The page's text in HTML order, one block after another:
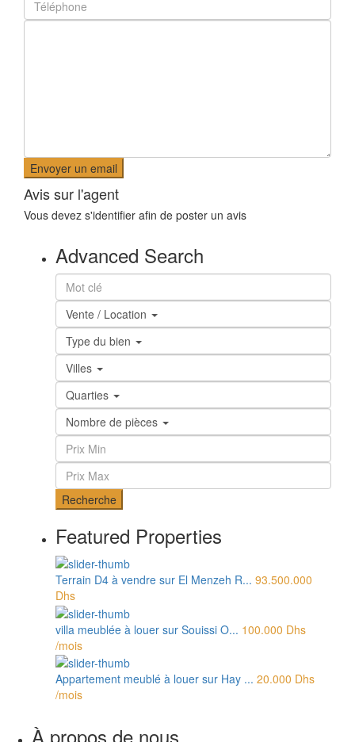
Avis sur l'agent
Vous devez s'identifier afin de poster un avis
Advanced Search
Vente / Location
Type du bien
Villes
Quarties
Nombre de pièces
Recherche
Featured Properties
Terrain D4 à vendre sur El Menzeh R... 93.500.000
Dhs
villa meublée à louer sur Souissi O... 100.000 Dhs
/mois
Appartement meublé à louer sur Hay ... 20.000 Dhs
/mois
À propos de nous